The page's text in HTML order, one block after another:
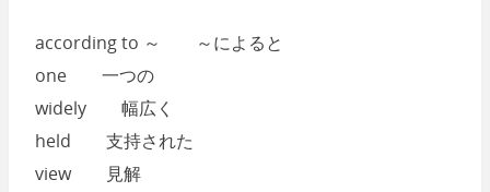
according to ～ ～によると
one 一つの
widely 幅広く
held 支持された
view 見解